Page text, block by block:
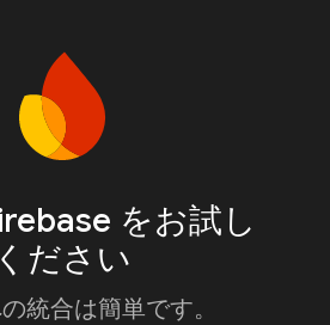
をお試し
ください
統合は簡単です。